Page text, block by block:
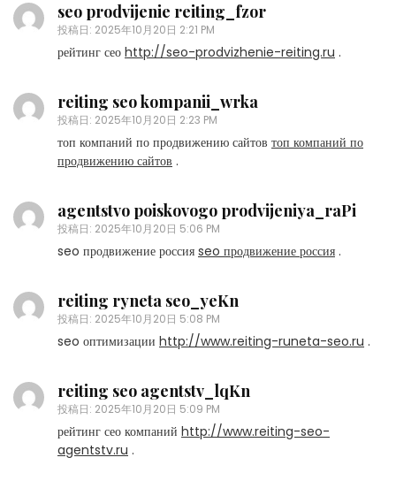
seo prodvijenie reiting_fzor
投稿日: 2025年10月20日 2:21 PM
рейтинг сео http://seo-prodvizhenie-reiting.ru .
reiting seo kompanii_wrka
投稿日: 2025年10月20日 2:23 PM
топ компаний по продвижению сайтов топ компаний по
продвижению сайтов .
agentstvo poiskovogo prodvijeniya_raPi
投稿日: 2025年10月20日 5:06 PM
seo продвижение россия seo продвижение россия .
reiting ryneta seo_yeKn
投稿日: 2025年10月20日 5:08 PM
seo оптимизации http://www.reiting-runeta-seo.ru .
reiting seo agentstv_lqKn
投稿日: 2025年10月20日 5:09 PM
рейтинг сео компаний http://www.reiting-seo-
agentstv.ru .